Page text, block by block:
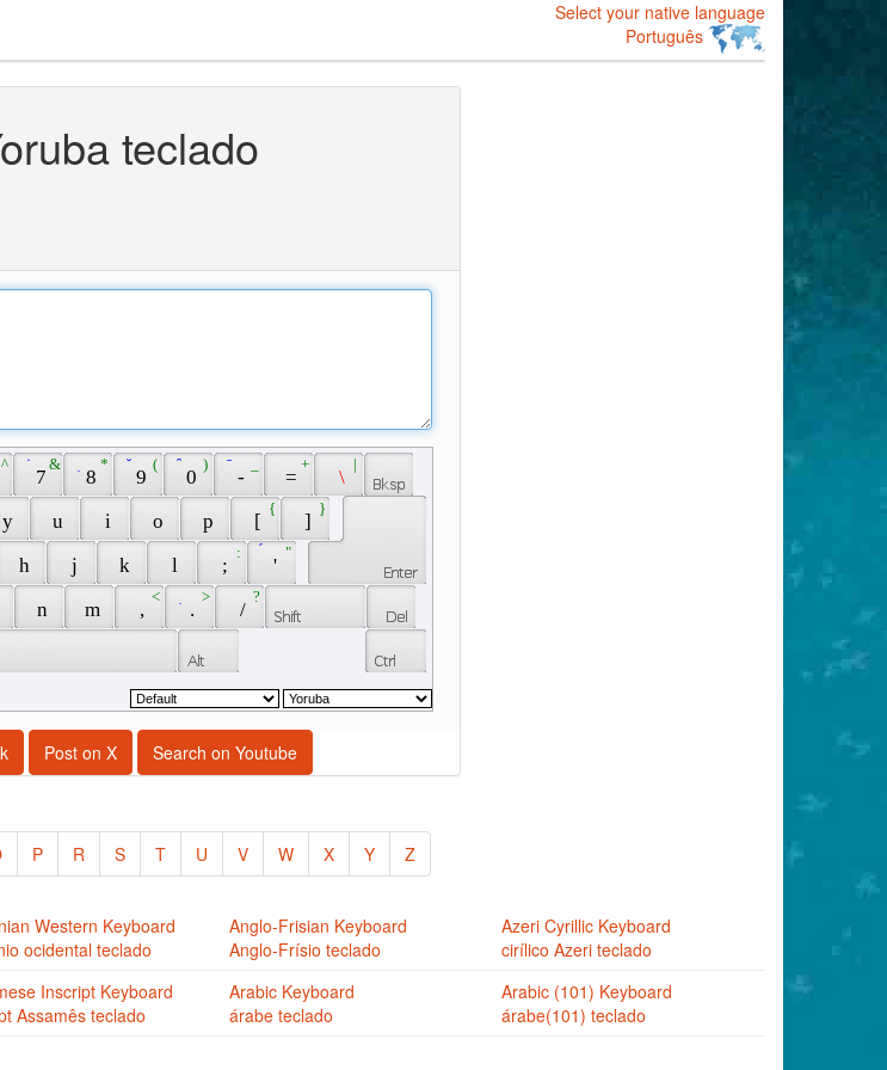
Select your native language
Português
teclado
^
7
&
̇
8
*
9
(
̆
0
)
̑
-
̄
=
+
\
|
y u i o p [
{
]
}
h j k l ;
:
'
"
n m ,
<
.
>
/
?
Post on X Search on Youtube
P R S T U V W X Y Z
Western Keyboard
ocidental teclado
Anglo-Frisian Keyboard
Anglo-Frísio teclado
Azeri Cyrillic Keyboard
cirílico Azeri teclado
Inscript Keyboard
Assamês teclado
Arabic Keyboard
árabe teclado
Arabic (101) Keyboard
árabe(101) teclado